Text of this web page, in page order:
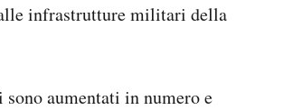
infrastrutture militari della
sono aumentati in numero e